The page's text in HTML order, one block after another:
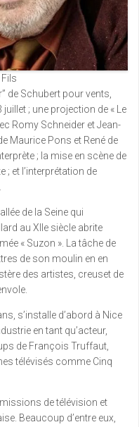
de Schubert pour vents,
; une projection de « Le
Romy Schneider et Jean-
Maurice Pons et René de
; la mise en scène de
; et l’interprétation de
de la Seine qui
au XIIe siècle abrite
« Suzon ». La tâche de
de son moulin en en
des artistes, creuset de
s’installe d’abord à Nice
en tant qu’acteur,
de François Truffaut,
télévisés comme Cinq
de télévision et
Beaucoup d’entre eux,